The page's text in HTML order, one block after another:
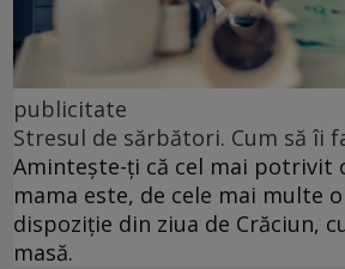
publicitate
Stresul de sărbători. Cum să îi
Amintește-ți că cel mai potrivit
mama este, de cele mai multe
dispoziție din ziua de Crăciun,
masă.